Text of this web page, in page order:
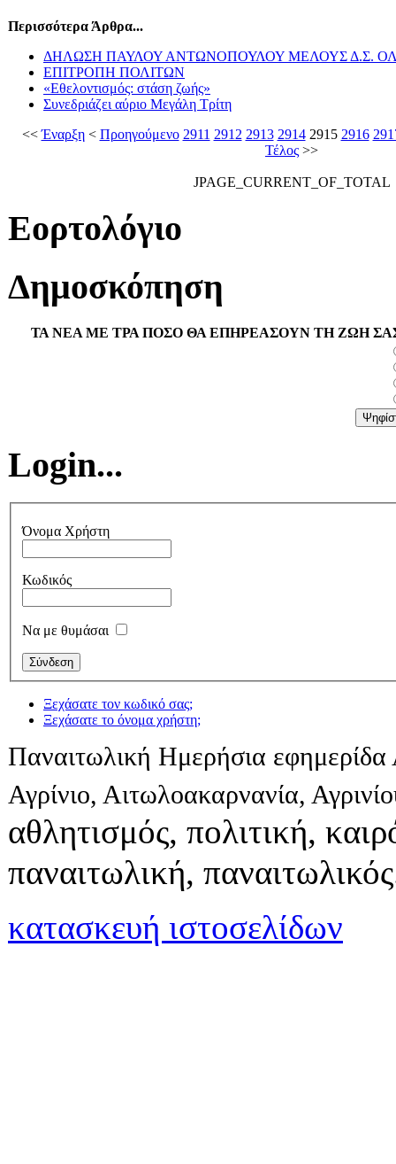
Περισσότερα Άρθρα...
ΔΗΛΩΣΗ ΠΑΥΛΟΥ ΑΝΤΩΝΟΠΟΥΛΟΥ ΜΕΛΟΥΣ Δ.Σ.
ΕΠΙΤΡΟΠΗ ΠΟΛΙΤΩΝ
«Εθελοντισμός: στάση ζωής»
Συνεδριάζει αύριο Μεγάλη Τρίτη
<<Έναρξη< Προηγούμενο 2911 2912 2913 2914 2915 2916
Τέλος >>
JPAGE_CURRENT_OF_TOTAL
Εορτολόγιο
Δημοσκόπηση
ΤΑ ΝΕΑ ΜΕ ΤΡΑ ΠΟΣΟ ΘΑ ΕΠΗΡΕΑΣΟΥΝ ΤΗ ΖΩΗ
Login...
Όνομα Χρήστη
Κωδικός
Να με θυμάσαι
Ξεχάσατε τον κωδικό σας;
Ξεχάσατε το όνομα χρήστη;
Παναιτωλική Ημερήσια εφημερίδα
Αγρίνιο, Αιτωλοακαρνανία,
αθλητισμός, πολιτική,
παναιτωλική,
κατασκευή ιστοσελίδων